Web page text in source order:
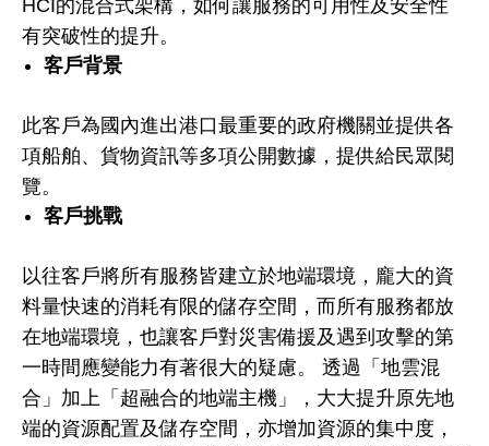
HCI的混合式架構，如何讓服務的可用性及安全性
有突破性的提升。
客戶背景
此客戶為國內進出港口最重要的政府機關並提供各
項船舶、貨物資訊等多項公開數據，提供給民眾閱
覽。
客戶挑戰
以往客戶將所有服務皆建立於地端環境，龐大的資
料量快速的消耗有限的儲存空間，而所有服務都放
在地端環境，也讓客戶對災害備援及遇到攻擊的第
一時間應變能力有著很大的疑慮。 透過「地雲混
合」加上「超融合的地端主機」，大大提升原先地
端的資源配置及儲存空間，亦增加資源的集中度，